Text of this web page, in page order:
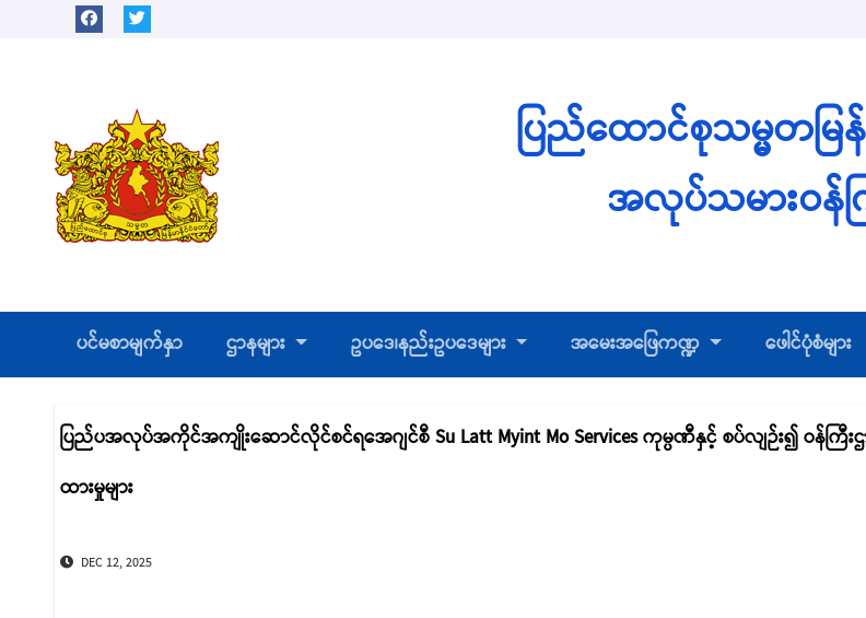
အလုပ်သမားဝန်က
ပြည်ထောင်စုသမ္မတမြ
ပင်မစာမျက်နှာ ဌာနများ ဥပဒေ၊နည်းဥပဒေများ အမေးအဖြေကဏ္ဍ ဖေါင်ပုံစံများ
ပြည်ပအလုပ်အကိုင်အကျိုးဆောင်လိုင်စင်ရအေဂျင်စီ Su Latt Myint Mo Services ကုမ္ပဏီနှင့် စပ်လျဉ်း၍ ဝန်က
ထားမှုများ
DEC 12, 2025